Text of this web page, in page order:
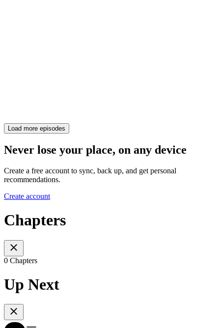
Load more episodes
Never lose your place, on any device
Create a free account to sync, back up, and get personal
recommendations.
Create account
Chapters
0 Chapters
Up Next